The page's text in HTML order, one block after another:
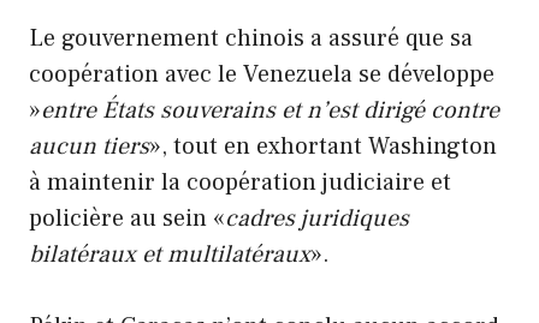
Le gouvernement chinois a assuré que sa
coopération avec le Venezuela se développe
»entre États souverains et n’est dirigé contre
aucun tiers», tout en exhortant Washington
à maintenir la coopération judiciaire et
policière au sein «cadres juridiques
bilatéraux et multilatéraux».